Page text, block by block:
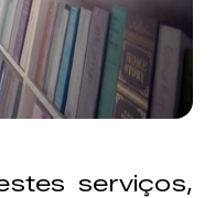
serviços,